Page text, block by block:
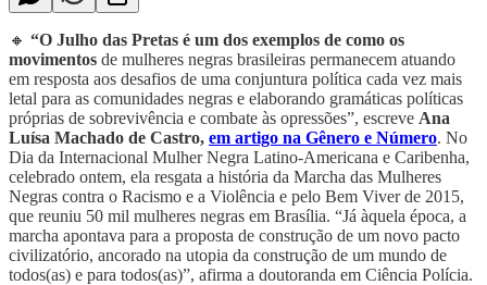
🔸 “O Julho das Pretas é um dos exemplos de como os
movimentos de mulheres negras brasileiras permanecem atuando
em resposta aos desafios de uma conjuntura política cada vez mais
letal para as comunidades negras e elaborando gramáticas políticas
próprias de sobrevivência e combate às opressões”, escreve Ana
Luísa Machado de Castro, em artigo na Gênero e Número. No
Dia da Internacional Mulher Negra Latino-Americana e Caribenha,
celebrado ontem, ela resgata a história da Marcha das Mulheres
Negras contra o Racismo e a Violência e pelo Bem Viver de 2015,
que reuniu 50 mil mulheres negras em Brasília. “Já àquela época, a
marcha apontava para a proposta de construção de um novo pacto
civilizatório, ancorado na utopia da construção de um mundo de
todos(as) e para todos(as)”, afirma a doutoranda em Ciência Polícia.